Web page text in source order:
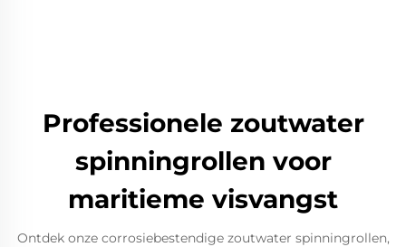
Professionele zoutwater
spinningrollen voor
maritieme visvangst
Ontdek onze corrosiebestendige zoutwater spinningrollen,